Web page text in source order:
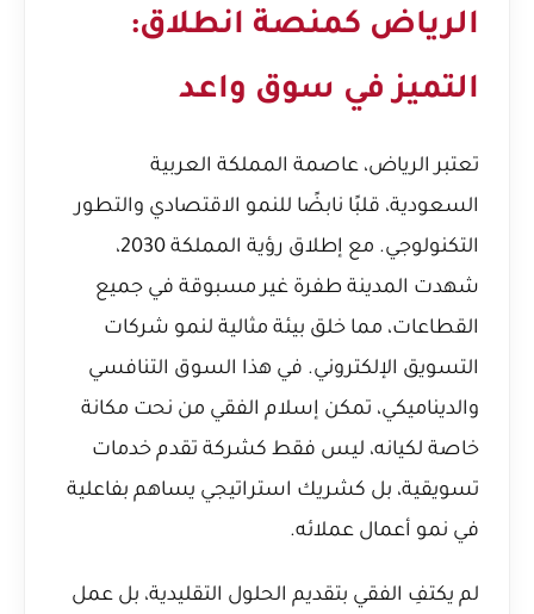
الرياض كمنصة انطلاق:
التميز في سوق واعد
تعتبر الرياض، عاصمة المملكة العربية
السعودية، قلبًا نابضًا للنمو الاقتصادي والتطور
التكنولوجي. مع إطلاق رؤية المملكة 2030،
شهدت المدينة طفرة غير مسبوقة في جميع
القطاعات، مما خلق بيئة مثالية لنمو شركات
التسويق الإلكتروني. في هذا السوق التنافسي
والديناميكي، تمكن إسلام الفقي من نحت مكانة
خاصة لكيانه، ليس فقط كشركة تقدم خدمات
تسويقية، بل كشريك استراتيجي يساهم بفاعلية
في نمو أعمال عملائه.
لم يكتفِ الفقي بتقديم الحلول التقليدية، بل عمل